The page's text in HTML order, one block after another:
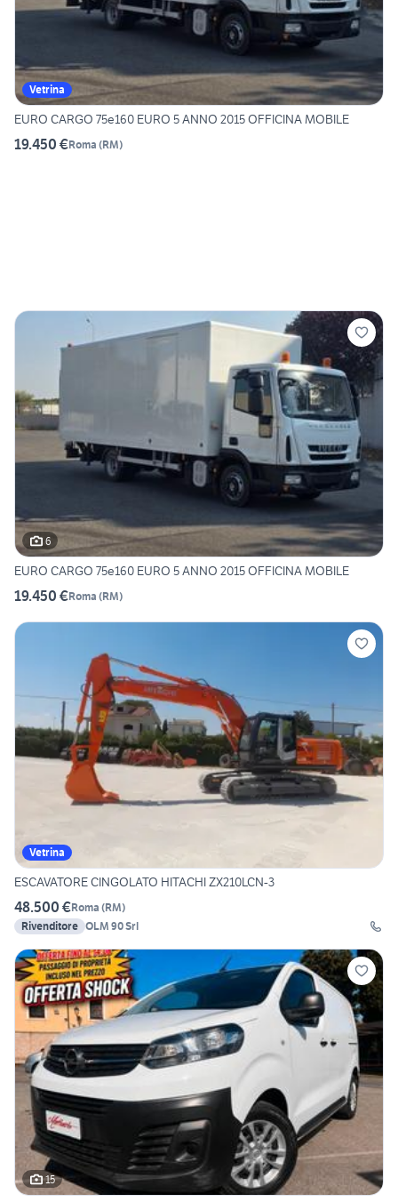
Vetrina
EURO CARGO 75e160 EURO 5 ANNO 2015 OFFICINA MOBILE
19.450 €Roma (RM)
6
EURO CARGO 75e160 EURO 5 ANNO 2015 OFFICINA MOBILE
19.450 €Roma (RM)
Vetrina
ESCAVATORE CINGOLATO HITACHI ZX210LCN-3
48.500 €Roma (RM)
Rivenditore OLM 90 Srl
15